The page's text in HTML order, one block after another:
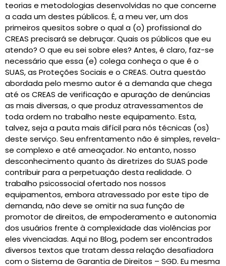
teorias e metodologias desenvolvidas no que concerne
a cada um destes públicos. É, a meu ver, um dos
primeiros quesitos sobre o qual a (o) profissional do
CREAS precisará se debruçar. Quais os públicos que eu
atendo? O que eu sei sobre eles? Antes, é claro, faz-se
necessário que essa (e) colega conheça o que é o
SUAS, as Proteções Sociais e o CREAS. Outra questão
abordada pelo mesmo autor é a demanda que chega
até os CREAS de verificação e apuração de denúncias
as mais diversas, o que produz atravessamentos de
toda ordem no trabalho neste equipamento. Esta,
talvez, seja a pauta mais difícil para nós técnicas (os)
deste serviço. Seu enfrentamento não é simples, revela-
se complexo e até ameaçador. No entanto, nosso
desconhecimento quanto às diretrizes do SUAS pode
contribuir para a perpetuação desta realidade. O
trabalho psicossocial ofertado nos nossos
equipamentos, embora atravessado por este tipo de
demanda, não deve se omitir na sua função de
promotor de direitos, de empoderamento e autonomia
dos usuários frente à complexidade das violências por
eles vivenciadas. Aqui no Blog, podem ser encontrados
diversos textos que tratam dessa relação desafiadora
com o Sistema de Garantia de Direitos – SGD. Eu mesma